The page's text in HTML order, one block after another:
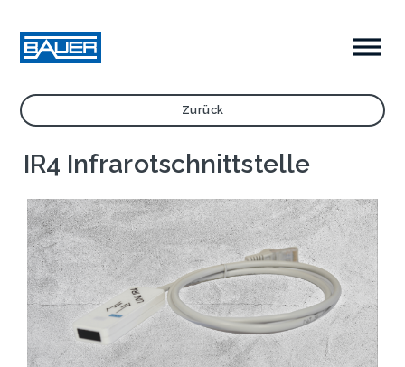
Zurück
IR4 Infrarotschnittstelle